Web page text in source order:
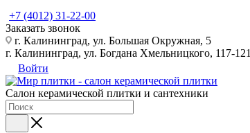
+7 (4012) 31-22-00
Заказать звонок
г. Калининград, ул. Большая Окружная, 5
г. Калининград, ул. Богдана Хмельницкого, 117-121
Войти
Салон керамической плитки и сантехники